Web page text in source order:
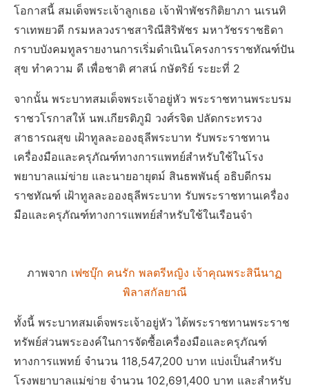
โอกาสนี้ สมเด็จพระเจ้าลูกเธอ เจ้าฟ้าพัชรกิติยาภา นเรนทิ
ราเทพยวดี กรมหลวงราชสาริณีสิริพัชร มหาวัชรราชธิดา
กราบบังคมทูลรายงานการเริ่มดำเนินโครงการราชทัณฑ์ปัน
สุข ทำความ ดี เพื่อชาติ ศาสน์ กษัตริย์ ระยะที่ 2
จากนั้น พระบาทสมเด็จพระเจ้าอยู่หัว พระราชทานพระบรม
ราชวโรกาสให้ นพ.เกียรติภูมิ วงศ์รจิต ปลัดกระทรวง
สาธารณสุข เฝ้าทูลละอองธุลีพระบาท รับพระราชทาน
เครื่องมือและครุภัณฑ์ทางการแพทย์สำหรับใช้ในโรง
พยาบาลแม่ข่าย และนายอายุตม์ สินธพพันธุ์ อธิบดีกรม
ราชทัณฑ์ เฝ้าทูลละอองธุลีพระบาท รับพระราชทานเครื่อง
มือและครุภัณฑ์ทางการแพทย์สำหรับใช้ในเรือนจำ
ภาพจาก เฟซบุ๊ก คนรัก พลตรีหญิง เจ้าคุณพระสินีนาฏ
พิลาสกัลยาณี
ทั้งนี้ พระบาทสมเด็จพระเจ้าอยู่หัว ได้พระราชทานพระราช
ทรัพย์ส่วนพระองค์ในการจัดซื้อเครื่องมือและครุภัณฑ์
ทางการแพทย์ จำนวน 118,547,200 บาท แบ่งเป็นสำหรับ
โรงพยาบาลแม่ข่าย จำนวน 102,691,400 บาท และสำหรับ